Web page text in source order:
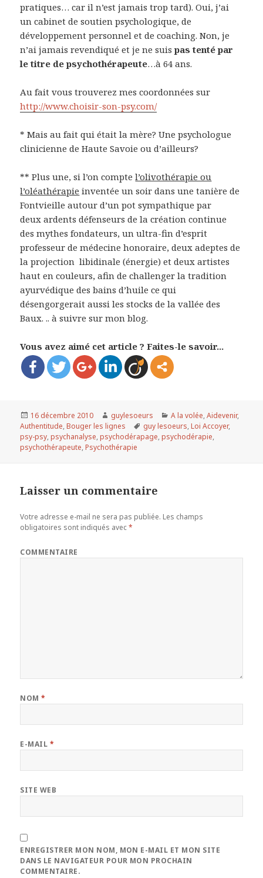
pratiques… car il n’est jamais trop tard). Oui, j’ai
un cabinet de soutien psychologique, de
développement personnel et de coaching. Non, je
n’ai jamais revendiqué et je ne suis pas tenté par
le titre de psychothérapeute…à 64 ans.
Au fait vous trouverez mes coordonnées sur
http://www.choisir-son-psy.com/
* Mais au fait qui était la mère? Une psychologue
clinicienne de Haute Savoie ou d’ailleurs?
** Plus une, si l’on comptel’olivothérapie ou
l’oléathérapie inventée unsoir dans une tanière de
Fontvieille autour d’un pot sympathique par
deux ardents défenseurs de la création continue
des mythes fondateurs, un ultra-fin d’esprit
professeur de médecine honoraire, deux adeptes de
la projection libidinale (énergie) et deux artistes
haut en couleurs, afin de challenger la tradition
ayurvédique des bains d’huile ce qui
désengorgerait aussi les stocks de la vallée des
Baux. .. à suivre sur mon blog.
Vous avez aimé cet article ? Faites-le savoir...
Publié
le
16 décembre 2010 Auteur
guylesoeurs Catégories
A la volée,Aidevenir,
Authentitude,Bouger les lignes
Mots-
clés
guy lesoeurs,Loi Accoyer,
psy-psy,psychanalyse,psychodérapage,psychodérapie,
psychothérapeute,Psychothérapie
Laisser un commentaire
Votre adresse e-mail ne sera pas publiée. Les champs
obligatoires sont indiqués avec*
COMMENTAIRE
NOM*
E-MAIL *
SITE WEB
ENREGISTRER MON NOM, MON E-MAIL ET MON SITE
DANS LE NAVIGATEUR POUR MON PROCHAIN
COMMENTAIRE.